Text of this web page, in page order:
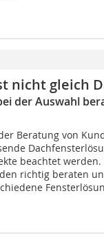
nicht gleich
der Auswahl
Beratung von
beachtet
richtig beraten